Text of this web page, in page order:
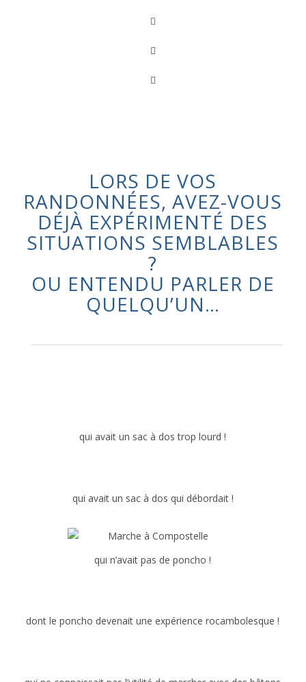
LORS DE VOS
RANDONNÉES, AVEZ-VOUS
DÉJÀ EXPÉRIMENTÉ DES
SITUATIONS SEMBLABLES
?
OU ENTENDU PARLER DE
QUELQU’UN…
qui avait un sac à dos trop lourd !
qui avait un sac à dos qui débordait !
qui n’avait pas de poncho !
dont le poncho devenait une expérience rocambolesque !